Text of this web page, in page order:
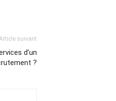
suivant
d’un
?